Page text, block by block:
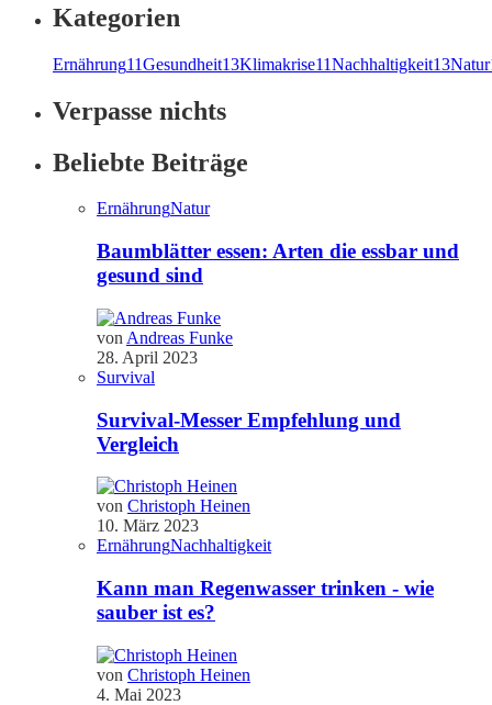
Kategorien
Ernährung11Gesundheit13Klimakrise11Nachhaltigkeit13Natur
Verpasse nichts
Beliebte Beiträge
ErnährungNatur
Baumblätter essen: Arten die essbar und
gesund sind
von Andreas Funke
28. April 2023
Survival
Survival-Messer Empfehlung und
Vergleich
von Christoph Heinen
10. März 2023
ErnährungNachhaltigkeit
Kann man Regenwasser trinken - wie
sauber ist es?
von Christoph Heinen
4. Mai 2023